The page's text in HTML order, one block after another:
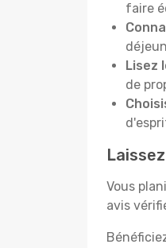
faire
Lisez
de
Vous
avis